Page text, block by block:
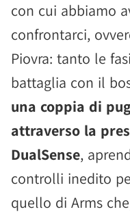
con cui abbiamo
confrontarci,
Piovra: tanto le
battaglia con il
una coppia di
attraverso la
DualSense,
controlli inedito
quello di Arms